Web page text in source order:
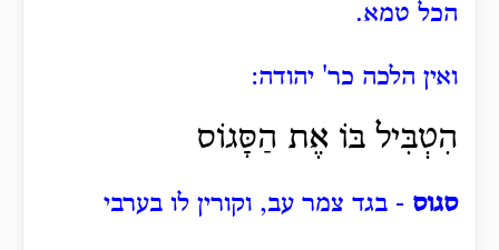
הכל טמא.
ואין הלכה כר' יהודה:
הִטְבִּיל בּוֹ אֶת הַסָּגוֹס
סגוס - בגד צמר עב, וקורין לו בערבי